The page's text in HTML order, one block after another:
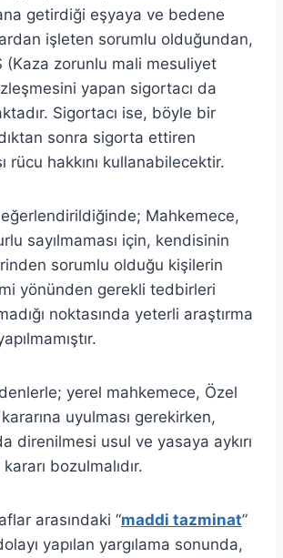
getirdiği eşyaya ve bedene
işleten sorumlu olduğundan,
(Kaza zorunlu mali mesuliyet
yapan sigortacı da
Sigortacı ise, böyle bir
sonra sigorta ettiren
rücu hakkını kullanabilecektir.
Mahkemece,
sayılmaması için, kendisinin
sorumlu olduğu kişilerin
yönünden gerekli tedbirleri
noktasında yeterli araştırma
yerel mahkemece, Özel
uyulması gerekirken,
direnilmesi usul ve yasaya aykırı
bozulmalıdır.
arasındaki “maddi tazminat”
yapılan yargılama sonunda,